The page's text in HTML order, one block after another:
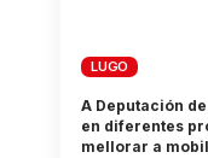
LUGO
A Deputación
en diferentes
mellorar a